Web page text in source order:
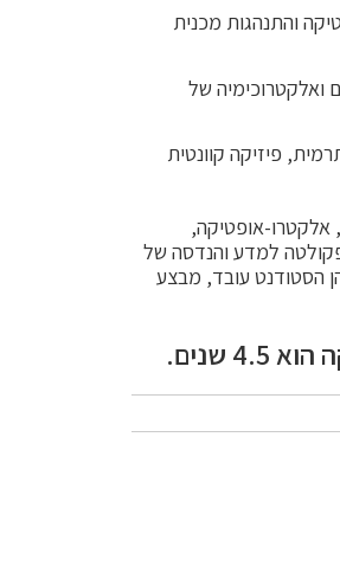
והתנהגות מכנית
ואלקטרוכימיה של
פיזיקה קוונטית
אלקטרו-אופטיקה,
למדע והנדסה של
הסטודנט עובד, מבצע
שנים.